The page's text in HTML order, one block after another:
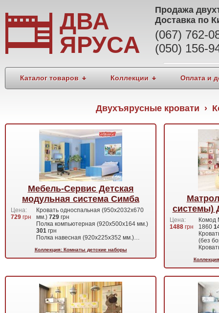
ДВА
ЯРУСА
Продажа
Доставка по
(067) 762-
(050) 156-
Каталог товаров Коллекции Оплата и
Двухъярусные кровати ›
Мебель-Сервис Детская
модульная система Симба
Цена:
729 грн
Кровать односпальная (950х2032х670
мм.) 729 грн
Полка компьютерная (920х500х164 мм.)
301 грн
Полка навесная (920х225х352 мм.)…
Коллекция: Комнаты детские наборы
системы)
Цена:
1488 грн
Комод
1860
(без